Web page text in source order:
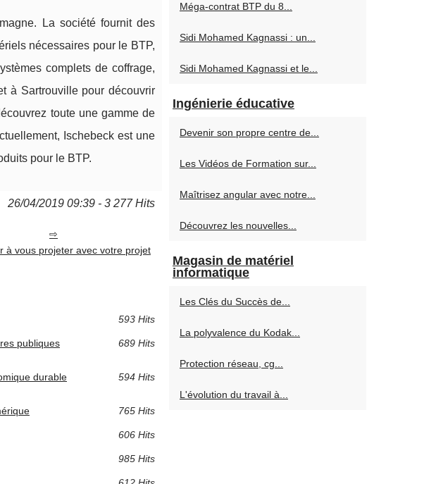
La société fournit des
nécessaires pour le BTP,
complets de coffrage,
à Sartrouville pour découvrir
toute une gamme de
Ischebeck est une
pour le BTP.
26/04/2019 09:39 - 3 277 Hits
à vous projeter avec votre projet
593 Hits
publiques
689 Hits
durable
594 Hits
765 Hits
606 Hits
985 Hits
Méga-contrat BTP du 8...
Sidi Mohamed Kagnassi : un...
Sidi Mohamed Kagnassi et le...
Ingénierie éducative
Devenir son propre centre de...
Les Vidéos de Formation sur...
Maîtrisez angular avec notre...
Découvrez les nouvelles...
Magasin de matériel
informatique
Les Clés du Succès de...
La polyvalence du Kodak...
Protection réseau, cg...
L'évolution du travail à...